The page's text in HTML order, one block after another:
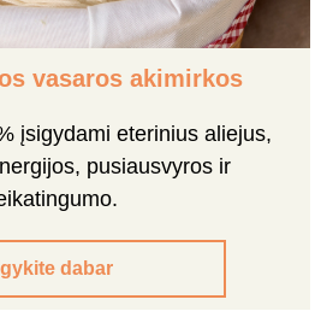
vasaros akimirkos
įsigydami eterinius aliejus,
pusiausvyros ir
dabar